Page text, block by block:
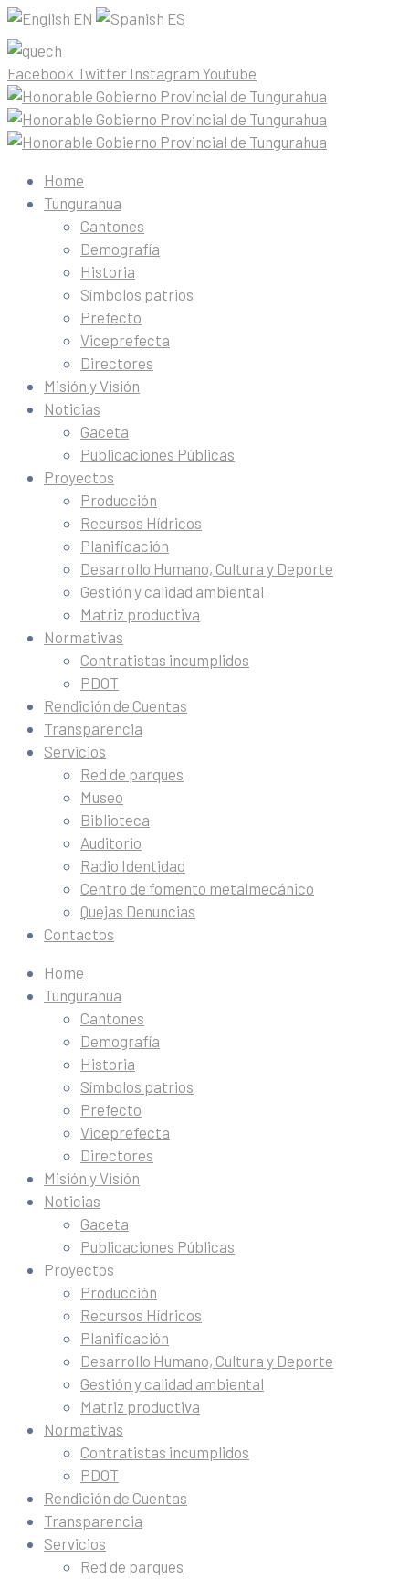
EN ES
Facebook Twitter Instagram Youtube
Home
Tungurahua
Cantones
Demografía
Historia
Símbolos patrios
Prefecto
Viceprefecta
Directores
Misión y Visión
Noticias
Gaceta
Publicaciones Públicas
Proyectos
Producción
Recursos Hídricos
Planificación
Desarrollo Humano, Cultura y Deporte
Gestión y calidad ambiental
Matriz productiva
Normativas
Contratistas incumplidos
PDOT
Rendición de Cuentas
Transparencia
Servicios
Red de parques
Museo
Biblioteca
Auditorio
Radio Identidad
Centro de fomento metalmecánico
Quejas Denuncias
Contactos
Home
Tungurahua
Cantones
Demografía
Historia
Símbolos patrios
Prefecto
Viceprefecta
Directores
Misión y Visión
Noticias
Gaceta
Publicaciones Públicas
Proyectos
Producción
Recursos Hídricos
Planificación
Desarrollo Humano, Cultura y Deporte
Gestión y calidad ambiental
Matriz productiva
Normativas
Contratistas incumplidos
PDOT
Rendición de Cuentas
Transparencia
Servicios
Red de parques